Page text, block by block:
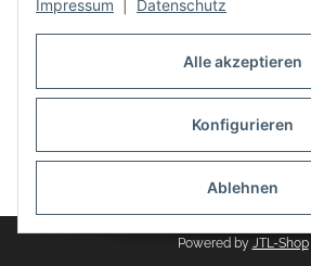
Alle akzeptieren
Konfigurieren
Ablehnen
Impressum Datenschutz
Auspuff Hotline unter:
02303 – 983 77 27
Vertrag widerrufen
* Alle Preise inkl. gesetzlicher USt., zzgl.Versand
Powered by JTL-Shop